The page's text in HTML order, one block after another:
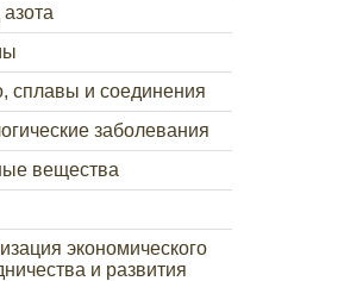
сплавы и соединения
заболевания
вещества
экономического
и развития